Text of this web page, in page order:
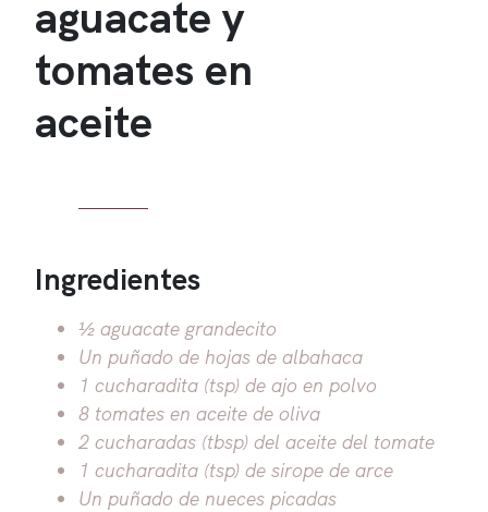
aguacate y
tomates en
aceite
Ingredientes
½ aguacate grandecito
Un puñado de hojas de albahaca
1 cucharadita (tsp) de ajo en polvo
8 tomates en aceite de oliva
2 cucharadas (tbsp) del aceite del tomate
1 cucharadita (tsp) de sirope de arce
Un puñado de nueces picadas